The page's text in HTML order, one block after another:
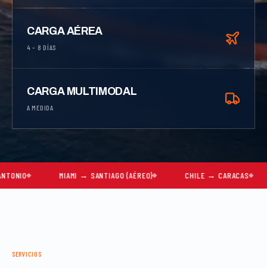
CARGA AÉREA
4 – 8 DÍAS
CARGA MULTIMODAL
A MEDIDA
MIAMI → SANTIAGO (AÉREO) CHILE → CARACAS
SERVICIOS